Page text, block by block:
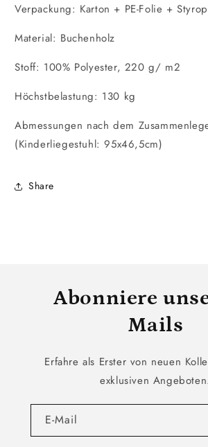
Verpackung: Karton + PE-Folie +
Material: Buchenholz
Stoff: 100% Polyester, 220 g/ m2
Höchstbelastung: 130 kg
Abmessungen nach dem
(Kinderliegestuhl: 95x46,5cm)
Share
Abonniere
Mails
Erfahre als Erster von neuen
exklusiven Angeboten.
E-Mail